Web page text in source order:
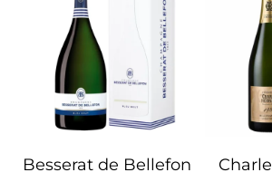
Besserat de Bellefon